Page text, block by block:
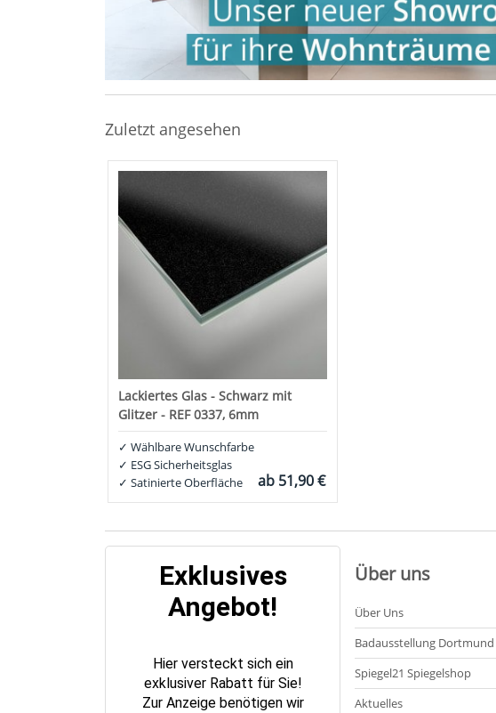
Zuletzt angesehen
Lackiertes Glas - Schwarz mit
Glitzer - REF 0337, 6mm
✓ Wählbare Wunschfarbe
✓ ESG Sicherheitsglas
✓ Satinierte Oberfläche ab 51,90 €
Exklusives
Angebot!
Hier versteckt sich ein
exklusiver Rabatt für Sie!
Zur Anzeige benötigen wir
Über uns
Über Uns
Badausstellung Dortmund
Spiegel21 Spiegelshop
Aktuelles